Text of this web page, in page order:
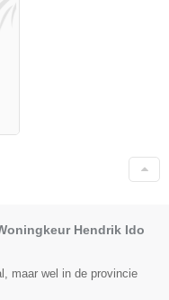
Hendrik Ido
maar wel in de provincie